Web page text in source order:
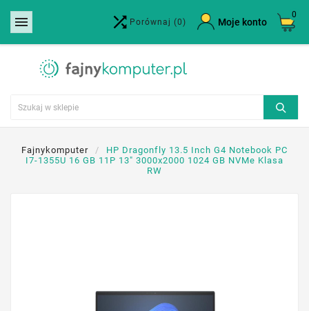
  Porównaj (0) Moje konto
0
Fajnykomputer
HP Dragonfly 13.5 Inch G4 Notebook PC
I7-1355U 16 GB 11P 13" 3000x2000 1024 GB NVMe Klasa
RW
Utwórz listę życzeń ×
Nazwa listy życzeń
Anuluj Utwórz listę życzeń